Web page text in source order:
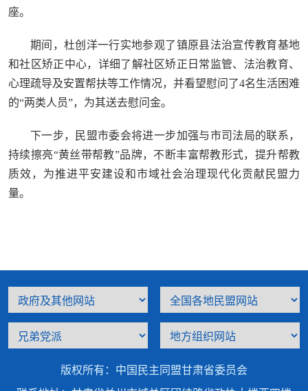
座。
期间，杜创洋一行实地参观了镇原县法治宣传教育基地
和社区矫正中心，详细了解社区矫正日常监管、法治教育、
心理疏导及安置帮扶等工作情况，并看望慰问了4名生活困难
的“两类人员”，为其送去慰问金。
下一步，民盟市委会将进一步加强与市司法局的联系，
持续擦亮“黄丝带帮教”品牌，不断丰富帮教形式，提升帮教
质效，为推进平安建设和市域社会治理现代化贡献民盟力
量。
版权所有：中国民主同盟甘肃省委员会